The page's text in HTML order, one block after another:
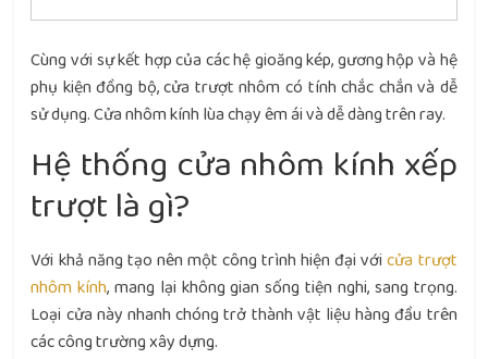
Cùng với sự kết hợp của các hệ gioăng kép, gương hộp và hệ
phụ kiện đồng bộ, cửa trượt nhôm có tính chắc chắn và dễ
sử dụng. Cửa nhôm kính lùa chạy êm ái và dễ dàng trên ray.
Hệ thống cửa nhôm kính xếp
trượt là gì?
Với khả năng tạo nên một công trình hiện đại vớicửa trượt
nhôm kính, mang lại không gian sống tiện nghi, sang trọng.
Loại cửa này nhanh chóng trở thành vật liệu hàng đầu trên
các công trường xây dựng.